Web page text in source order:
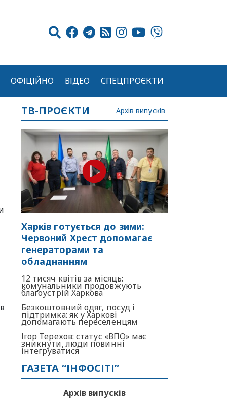
ОФІЦІЙНО ВІДЕО СПЕЦПРОЄКТИ
ТВ-ПРОЄКТИ Архів випусків
Харків готується до зими:
Червоний Хрест допомагає
генераторами та
обладнанням
12 тисяч квітів за місяць:
комунальники продовжують
благоустрій Харкова
Безкоштовний одяг, посуд і
підтримка: як у Харкові
допомагають переселенцям
Ігор Терехов: статус «ВПО» має
зникнути, люди повинні
інтегруватися
ГАЗЕТА “ІНФОСІТІ”
Архів випусків